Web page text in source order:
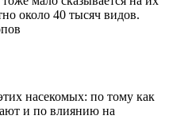
около 40 тысяч видов.
насекомых: по тому как
и по влиянию на